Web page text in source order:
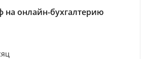
на онлайн-бухгалтерию